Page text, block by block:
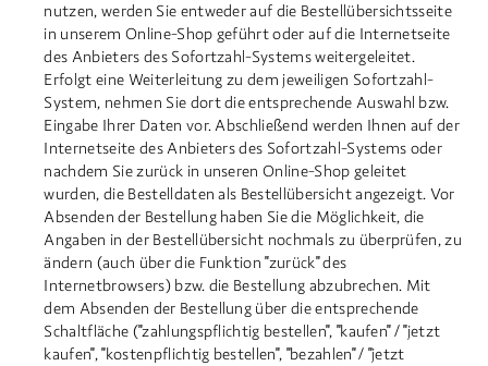
nutzen, werden Sie entweder auf die Bestellübersichtsseite
in unserem Online-Shop geführt oder auf die Internetseite
des Anbieters des Sofortzahl-Systems weitergeleitet.
Erfolgt eine Weiterleitung zu dem jeweiligen Sofortzahl-
System, nehmen Sie dort die entsprechende Auswahl bzw.
Eingabe Ihrer Daten vor. Abschließend werden Ihnen auf der
Internetseite des Anbieters des Sofortzahl-Systems oder
nachdem Sie zurück in unseren Online-Shop geleitet
wurden, die Bestelldaten als Bestellübersicht angezeigt. Vor
Absenden der Bestellung haben Sie die Möglichkeit, die
Angaben in der Bestellübersicht nochmals zu überprüfen, zu
ändern (auch über die Funktion "zurück" des
Internetbrowsers) bzw. die Bestellung abzubrechen. Mit
dem Absenden der Bestellung über die entsprechende
Schaltfläche ("zahlungspflichtig bestellen", "kaufen" / "jetzt
kaufen", "kostenpflichtig bestellen", "bezahlen" / "jetzt